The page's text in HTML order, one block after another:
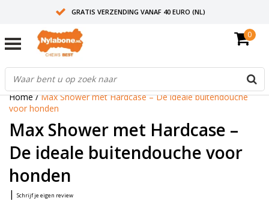
GRATIS VERZENDING VANAF 40 EURO (NL)
0
Home/Max Shower met Hardcase – De ideale buitendouche
voor honden
Max Shower met Hardcase –
De ideale buitendouche voor
honden
| Schrijf je eigen review